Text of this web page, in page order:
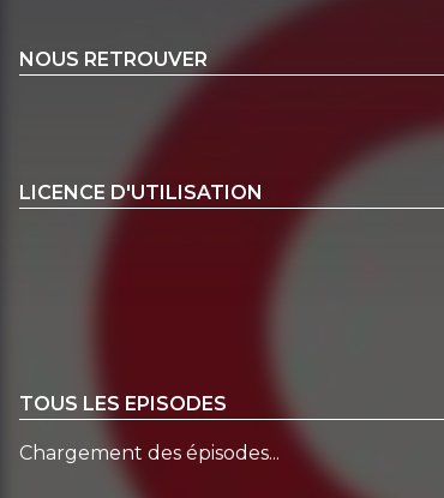
NOUS RETROUVER
LICENCE D'UTILISATION
TOUS LES EPISODES
Chargement des épisodes...